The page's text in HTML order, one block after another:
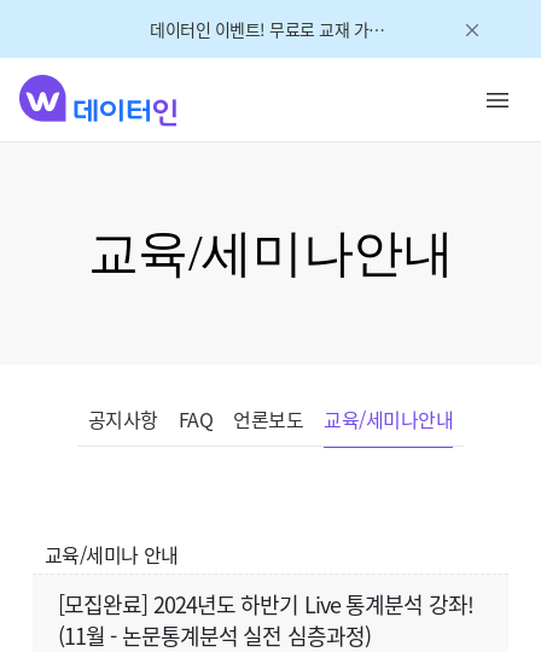
데이터인 이벤트! 무료로 교재 가져가세요!
교육/세미나안내
공지사항 FAQ 언론보도 교육/세미나안내
교육/세미나 안내
[모집완료] 2024년도 하반기 Live 통계분석 강좌!
(11월 - 논문통계분석 실전 심층과정)